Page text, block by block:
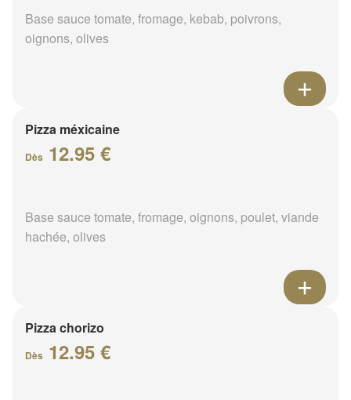
Base sauce tomate, fromage, kebab, poivrons,
oignons, olives
Pizza méxicaine
Dès 12.95 €
Base sauce tomate, fromage, oignons, poulet, viande
hachée, olives
Pizza chorizo
Dès 12.95 €